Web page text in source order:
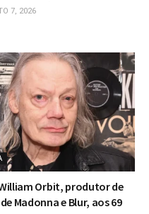
7, 2026
Orbit, produtor de
Madonna e Blur, aos 69